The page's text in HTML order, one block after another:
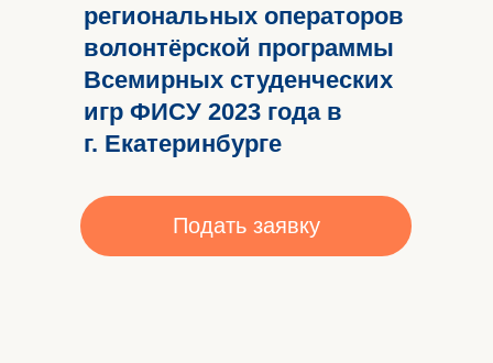
региональных операторов
волонтёрской программы
Всемирных студенческих
игр ФИСУ 2023 года в
г. Екатеринбурге
Подать заявку